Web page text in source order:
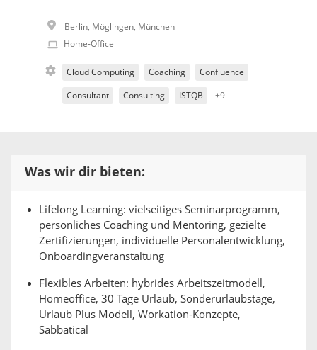
Berlin, Möglingen, München
Home-Office
Cloud Computing Coaching Confluence
Consultant Consulting ISTQB +9
Was wir dir bieten:
Lifelong Learning: vielseitiges Seminarprogramm,
persönliches Coaching und Mentoring, gezielte
Zertifizierungen, individuelle Personalentwicklung,
Onboardingveranstaltung
Flexibles Arbeiten: hybrides Arbeitszeitmodell,
Homeoffice, 30 Tage Urlaub, Sonderurlaubstage,
Urlaub Plus Modell, Workation-Konzepte,
Sabbatical